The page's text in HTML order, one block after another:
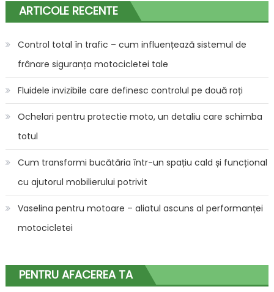
ARTICOLE RECENTE
Control total în trafic – cum influențează sistemul de
frânare siguranța motocicletei tale
Fluidele invizibile care definesc controlul pe două roți
Ochelari pentru protectie moto, un detaliu care schimba
totul
Cum transformi bucătăria într-un spațiu cald și funcțional
cu ajutorul mobilierului potrivit
Vaselina pentru motoare – aliatul ascuns al performanței
motocicletei
PENTRU AFACEREA TA